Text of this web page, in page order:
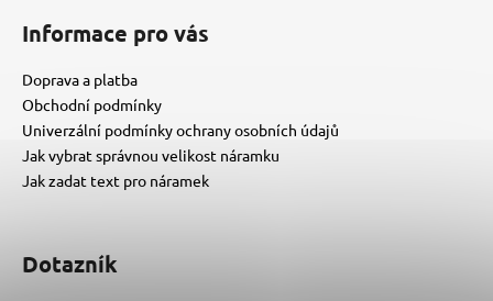
Informace pro vás
Doprava a platba
Obchodní podmínky
Univerzální podmínky ochrany osobních údajů
Jak vybrat správnou velikost náramku
Jak zadat text pro náramek
Dotazník